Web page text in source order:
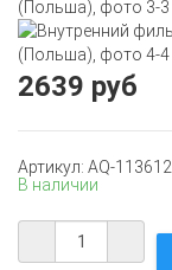
2639 руб
Артикул: AQ-113612
В наличии